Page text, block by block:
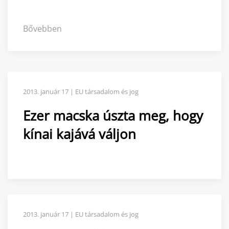
Bővebben
2013. január 17 | EU társadalom és jog
Ezer macska úszta meg, hogy
kínai kajává váljon
2013. január 17 | EU társadalom és jog